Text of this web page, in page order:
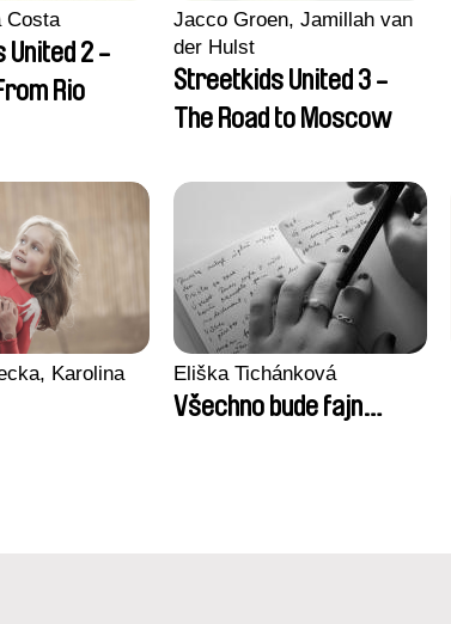
Costa
United 2 -
Rio
Jacco Groen, Jamillah van
der Hulst
Streetkids United 3 -
The Road to Moscow
Karolina
Eliška Tichánková
Všechno bude fajn…